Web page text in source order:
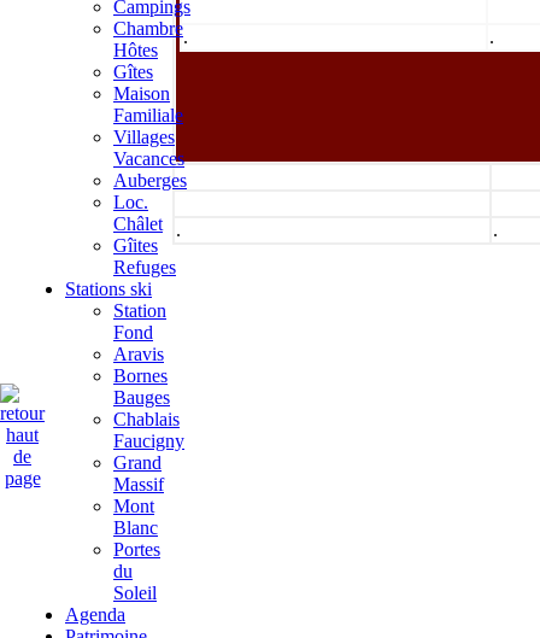
Campings
Chambre
Hôtes
Gîtes
Maison
Familiale
Villages
Vacances
Auberges
Loc.
Châlet
Gîites
Refuges
Stations ski
Station
Fond
Aravis
Bornes
Bauges
Chablais
Faucigny
Grand
Massif
Mont
Blanc
Portes
du
Soleil
Agenda
. .
. .